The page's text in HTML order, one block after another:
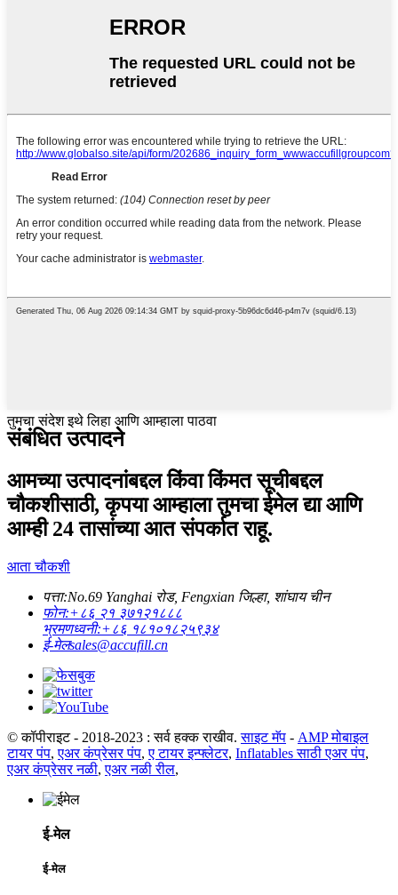
तुमचा संदेश इथे लिहा आणि आम्हाला पाठवा
संबंधित उत्पादने
आमच्या उत्पादनांबद्दल किंवा किंमत सूचीबद्दल
चौकशीसाठी, कृपया आम्हाला तुमचा ईमेल द्या आणि
आम्ही 24 तासांच्या आत संपर्कात राहू.
आता चौकशी
पत्ता:No.69 Yanghai रोड, Fengxian जिल्हा, शांघाय चीन
फोन:+८६ २१ ३७१२१८८८
भ्रमणध्वनी:+८६ १८१०१८२५९३४
ई-मेलsales@accufill.cn
© कॉपीराइट - 2018-2023 : सर्व हक्क राखीव. साइट मॅप - AMP मोबाइल
टायर पंप,एअर कंप्रेसर पंप,ए टायर इन्फ्लेटर, Inflatables साठी एअर पंप,
एअर कंप्रेसर नळी,एअर नळी रील,
ई-मेल
ई-मेल